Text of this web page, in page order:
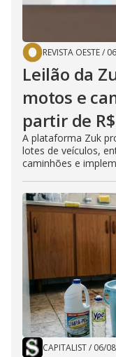
REVISTA OESTE/
Leilão da
motos e
partir de R$
A plataforma Zuk
lotes de veículos,
caminhões e
CAPITALIST/ 06/